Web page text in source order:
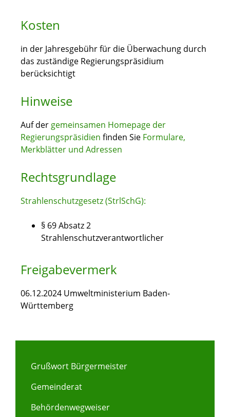
Kosten
in der Jahresgebühr für die Überwachung durch
das zuständige Regierungspräsidium
berücksichtigt
Hinweise
Auf der gemeinsamen Homepage der
Regierungspräsidien finden Sie Formulare,
Merkblätter und Adressen
Rechtsgrundlage
Strahlenschutzgesetz (StrlSchG):
§ 69 Absatz 2
Strahlenschutzverantwortlicher
Freigabevermerk
06.12.2024 Umweltministerium Baden-
Württemberg
Grußwort Bürgermeister
Gemeinderat
Behördenwegweiser